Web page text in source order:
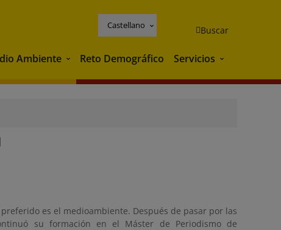
Castellano Buscar
Ambiente Medio Ambiente
Reto Demográfico Servicios Servicios
es el medioambiente. Después de pasar por las
su formación en el Máster de Periodismo de